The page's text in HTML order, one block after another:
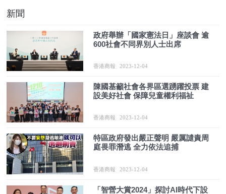
新聞
政府舉辦「國家憲法日」座談會 逾
600社會不同界別人士出席
香港商報 2023-12-04
陳國基籲社會各界區選踴躍投票 建
設美好社會 保障兒童權利福祉
香港商報 2023-12-04
特區政府發出嚴正聲明 嚴厲譴責周
庭畏罪潛逃 全力依法追捕
香港商報 2023-12-04
「智營大賞2024」探討AI時代下設